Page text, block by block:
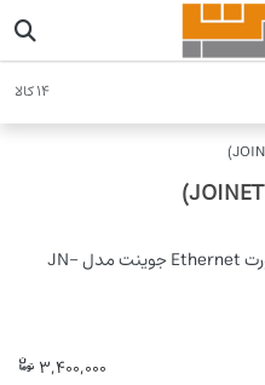
14 کالا
سوئیچ 5 پورت Ethernet جوینت مدل JN-
3,400,000